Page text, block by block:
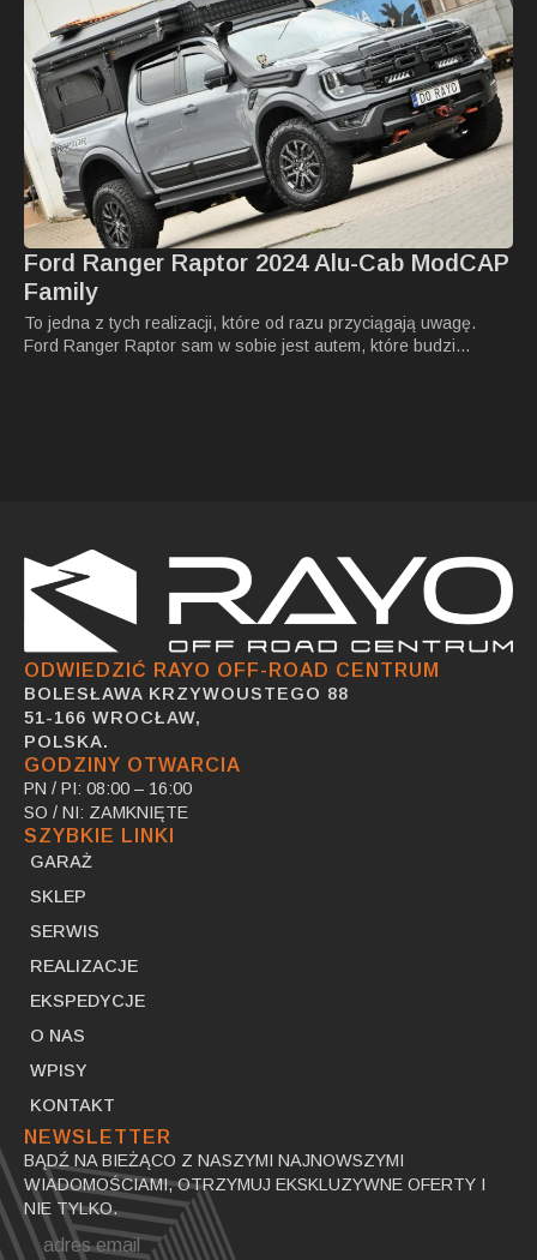
Ford Ranger Raptor 2024 Alu-Cab ModCAP
Family
To jedna z tych realizacji, które od razu przyciągają uwagę.
Ford Ranger Raptor sam w sobie jest autem, które budzi…
ODWIEDZIĆ RAYO OFF-ROAD CENTRUM
BOLESŁAWA KRZYWOUSTEGO 88
51-166 WROCŁAW,
POLSKA.
GODZINY OTWARCIA
PN / PI: 08:00 – 16:00
SO / NI: ZAMKNIĘTE
SZYBKIE LINKI
GARAŻ
SKLEP
SERWIS
REALIZACJE
EKSPEDYCJE
O NAS
WPISY
KONTAKT
NEWSLETTER
BĄDŹ NA BIEŻĄCO Z NASZYMI NAJNOWSZYMI
WIADOMOŚCIAMI, OTRZYMUJ EKSKLUZYWNE OFERTY I
NIE TYLKO.
Email
*